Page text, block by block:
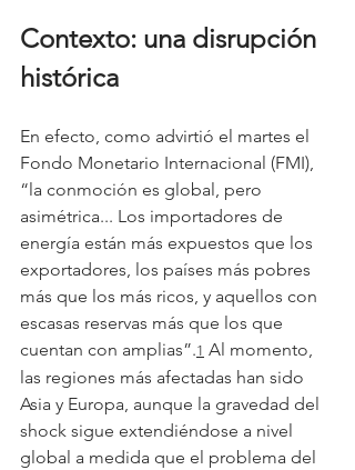
Contexto: una disrupción
histórica
En efecto, como advirtió el martes el
Fondo Monetario Internacional (FMI),
“la conmoción es global, pero
asimétrica... Los importadores de
energía están más expuestos que los
exportadores, los países más pobres
más que los más ricos, y aquellos con
escasas reservas más que los que
cuentan con amplias”.1 Al momento,
las regiones más afectadas han sido
Asia y Europa, aunque la gravedad del
shock sigue extendiéndose a nivel
global a medida que el problema del